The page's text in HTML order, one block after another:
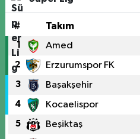
# Takım
1 Amed
2 Erzurumspor FK
3 Başakşehir
4 Kocaelispor
5 Beşiktaş